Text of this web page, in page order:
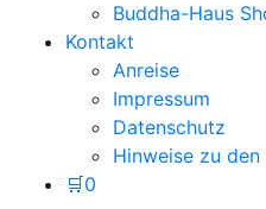
Buddha-Haus
Kontakt
Anreise
Impressum
Datenschutz
Hinweise zu
🛒0